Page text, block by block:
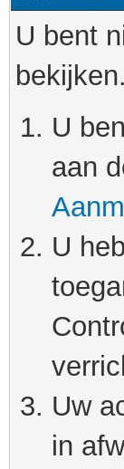
U bent
U
aan
U
Uw
in